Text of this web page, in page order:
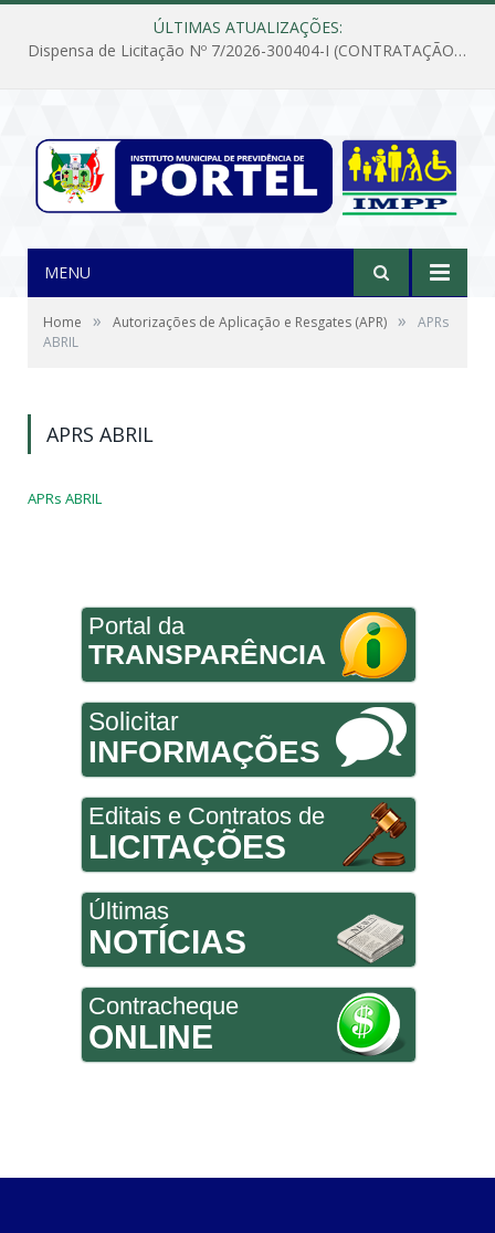
ÚLTIMAS ATUALIZAÇÕES:
Dispensa de Licitação Nº 7/2026-300404-I (CONTRATAÇÃO DE EMPRESA PARA MANUTENÇÃO E REPARAÇÃO DE APARELHOS DE AR CONDICIONADO, EM ATENDIMENTO ÀS NECESSIDADES DO INSTITUTO DE PREVIDÊNCIA MUNICIPAL DE PORTEL/PA)
MENU
Home » Autorizações de Aplicação e Resgates (APR) »
APRs
ABRIL
APRS ABRIL
APRs ABRIL
Portal da
TRANSPARÊNCIA
Solicitar
INFORMAÇÕES
Editais e Contratos de
LICITAÇÕES
Últimas
NOTÍCIAS
Contracheque
ONLINE